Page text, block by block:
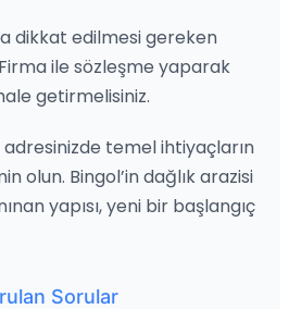
dikkat edilmesi gereken
ile sözleşme yaparak
getirmelisiniz.
adresinizde temel ihtiyaçların
olun. Bingol’in dağlık arazisi
yapısı, yeni bir başlangıç
Sorular